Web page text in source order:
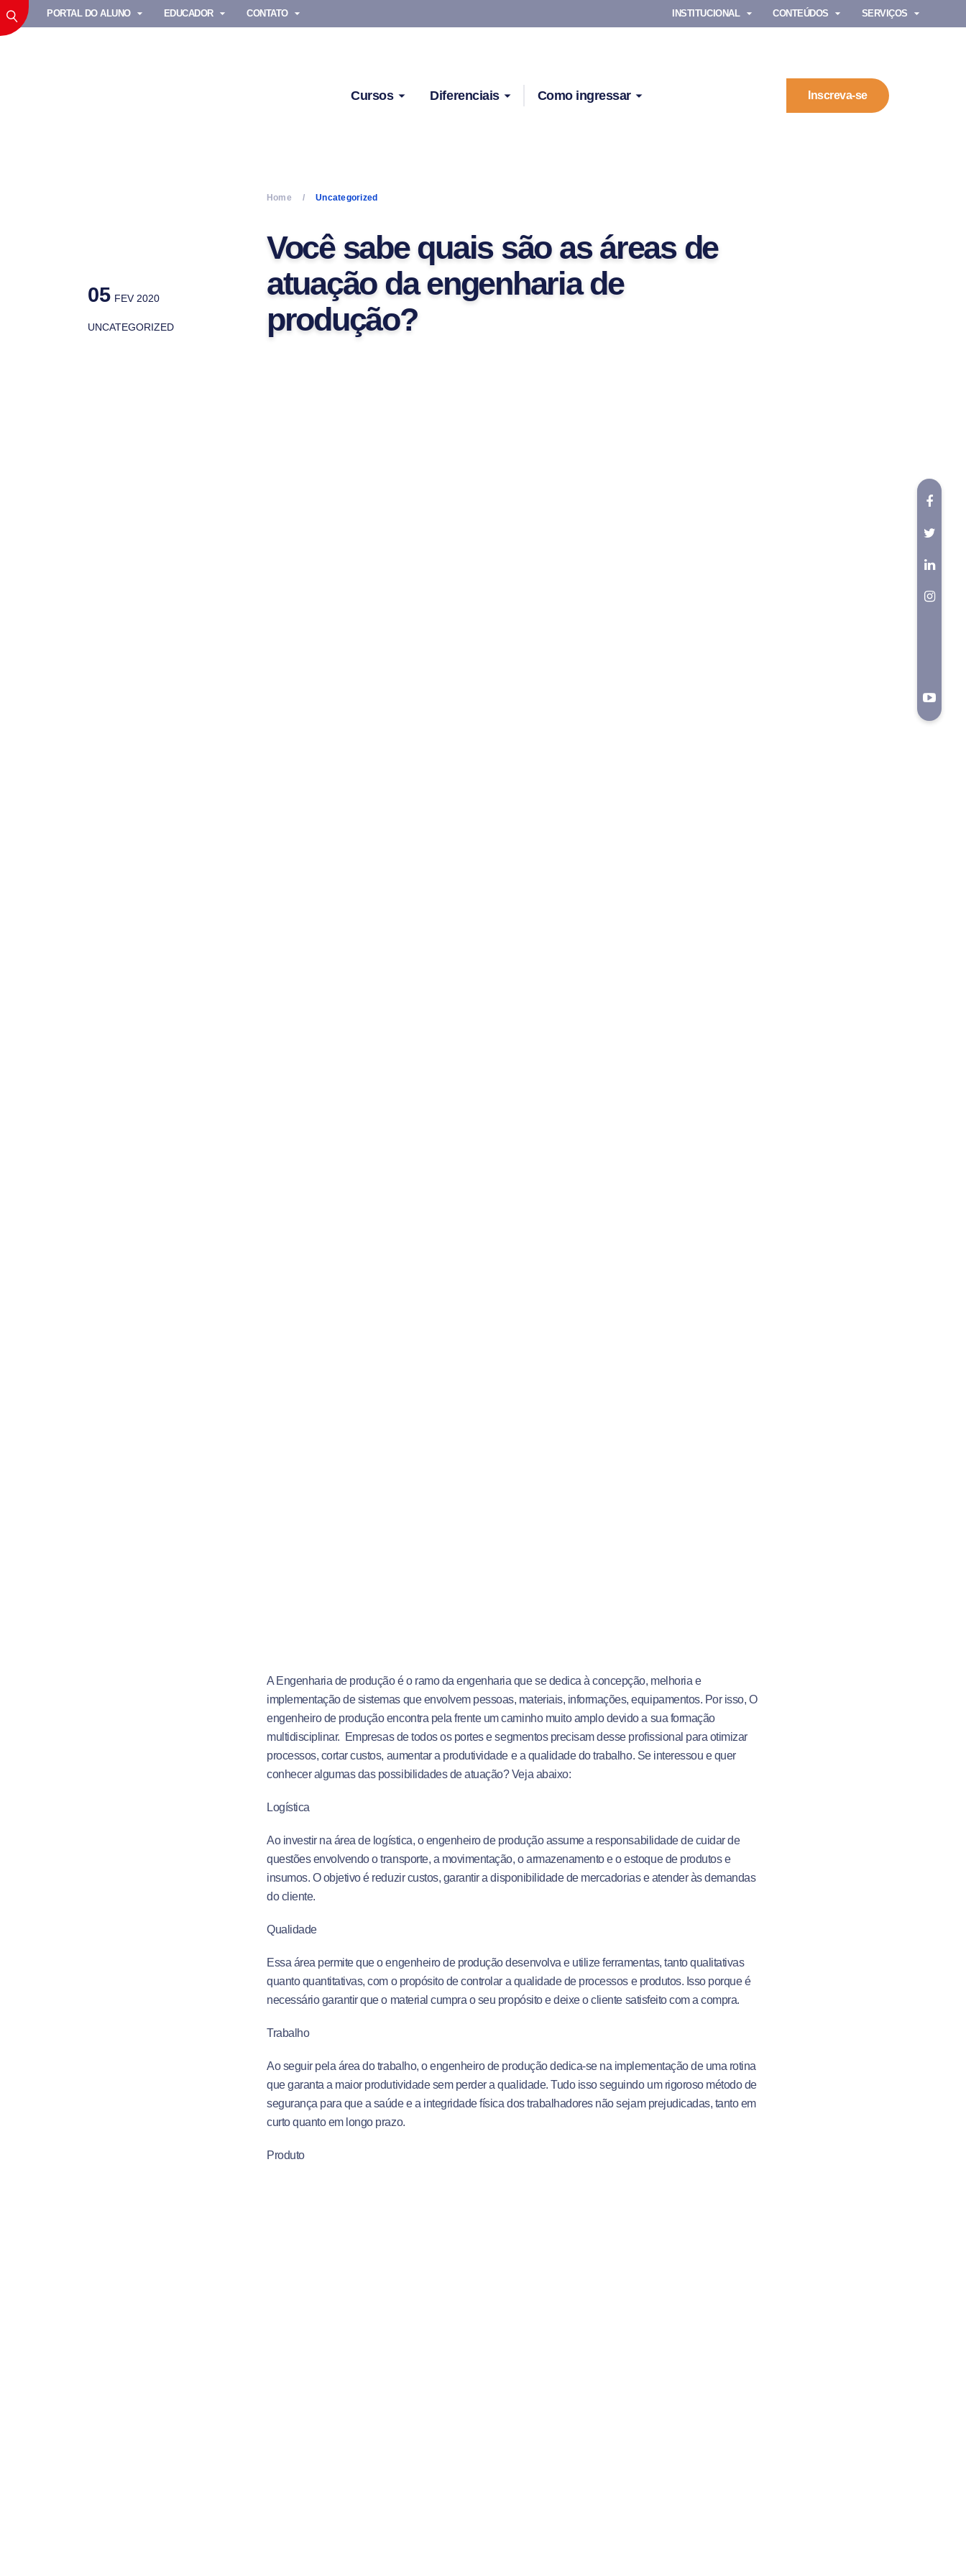
PORTAL DO ALUNO EDUCADOR CONTATO INSTITUCIONAL CONTEÚDOS SERVIÇOS
Cursos Diferenciais Como ingressar Inscreva-se
05 FEV 2020
UNCATEGORIZED
Home Uncategorized
Você sabe quais são as áreas de
atuação da engenharia de
produção?
A Engenharia de produção é o ramo da engenharia que se dedica à concepção, melhoria e
implementação de sistemas que envolvem pessoas, materiais, informações, equipamentos. Por isso, O
engenheiro de produção encontra pela frente um caminho muito amplo devido a sua formação
multidisciplinar. Empresas de todos os portes e segmentos precisam desse profissional para otimizar
processos, cortar custos, aumentar a produtividade e a qualidade do trabalho. Se interessou e quer
conhecer algumas das possibilidades de atuação? Veja abaixo:
Logística
Ao investir na área de logística, o engenheiro de produção assume a responsabilidade de cuidar de
questões envolvendo o transporte, a movimentação, o armazenamento e o estoque de produtos e
insumos. O objetivo é reduzir custos, garantir a disponibilidade de mercadorias e atender às demandas
do cliente.
Qualidade
Essa área permite que o engenheiro de produção desenvolva e utilize ferramentas, tanto qualitativas
quanto quantitativas, com o propósito de controlar a qualidade de processos e produtos. Isso porque é
necessário garantir que o material cumpra o seu propósito e deixe o cliente satisfeito com a compra.
Trabalho
Ao seguir pela área do trabalho, o engenheiro de produção dedica-se na implementação de uma rotina
que garanta a maior produtividade sem perder a qualidade. Tudo isso seguindo um rigoroso método de
segurança para que a saúde e a integridade física dos trabalhadores não sejam prejudicadas, tanto em
curto quanto em longo prazo.
Produto